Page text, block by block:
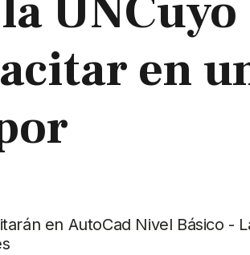
UNCuyo
en
en AutoCad Nivel Básico -